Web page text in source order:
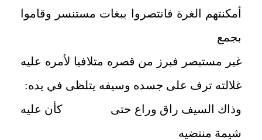
أمكنتهم الغرة فانتصروا ببغات مستنسر وقاموا
بجمع
غير مستبصر فبرز من قصره متلافيا لأمره عليه
غلالته ترف على جسده وسيفه يتلظى في يده:
وذاك السيف راق وراع حتى كأن عليه
شيمة منتضيه